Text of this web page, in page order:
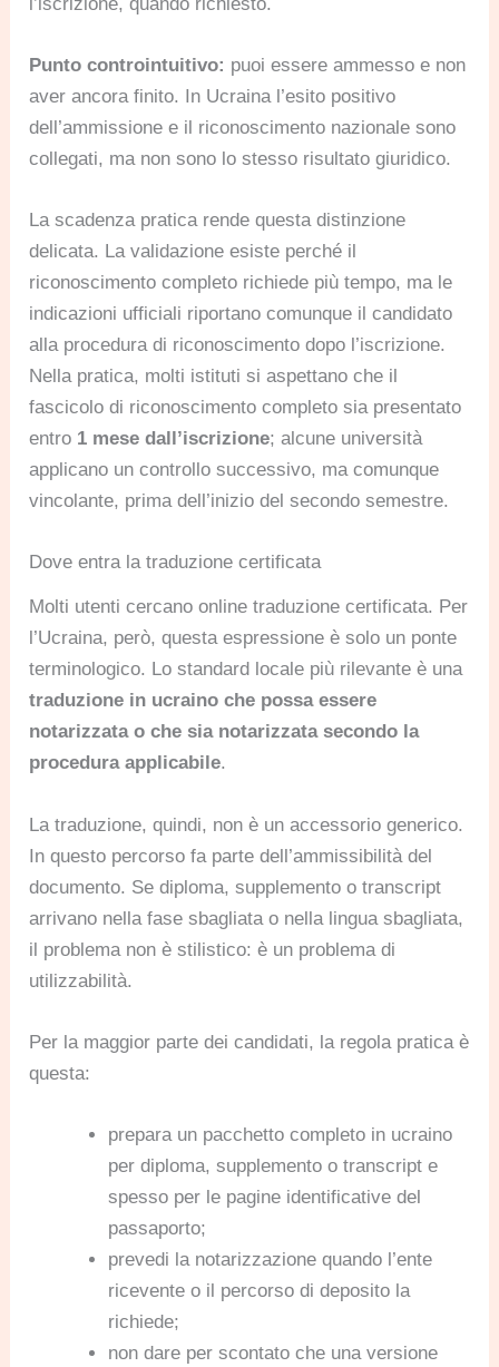
Punto controintuitivo: puoi essere ammesso e non
aver ancora finito. In Ucraina l’esito positivo
dell’ammissione e il riconoscimento nazionale sono
collegati, ma non sono lo stesso risultato giuridico.
La scadenza pratica rende questa distinzione
delicata. La validazione esiste perché il
riconoscimento completo richiede più tempo, ma le
indicazioni ufficiali riportano comunque il candidato
alla procedura di riconoscimento dopo l’iscrizione.
Nella pratica, molti istituti si aspettano che il
fascicolo di riconoscimento completo sia presentato
entro 1 mese dall’iscrizione; alcune università
applicano un controllo successivo, ma comunque
vincolante, prima dell’inizio del secondo semestre.
Dove entra la traduzione certificata
Molti utenti cercano online traduzione certificata. Per
l’Ucraina, però, questa espressione è solo un ponte
terminologico. Lo standard locale più rilevante è una
traduzione in ucraino che possa essere
notarizzata o che sia notarizzata secondo la
procedura applicabile.
La traduzione, quindi, non è un accessorio generico.
In questo percorso fa parte dell’ammissibilità del
documento. Se diploma, supplemento o transcript
arrivano nella fase sbagliata o nella lingua sbagliata,
il problema non è stilistico: è un problema di
utilizzabilità.
Per la maggior parte dei candidati, la regola pratica è
questa:
prepara un pacchetto completo in ucraino
per diploma, supplemento o transcript e
spesso per le pagine identificative del
passaporto;
prevedi la notarizzazione quando l’ente
ricevente o il percorso di deposito la
richiede;
non dare per scontato che una versione